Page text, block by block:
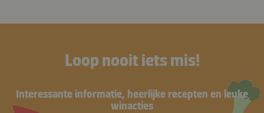
Loop nooit iets mis!
Interessante informatie, heerlijke recepten en leuke
winacties